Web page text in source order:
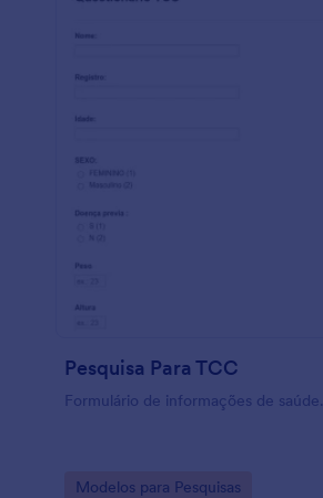
Pesquisa Para TCC
Formulário de informações de saúde.
Go to Category:
Modelos para Pesquisas